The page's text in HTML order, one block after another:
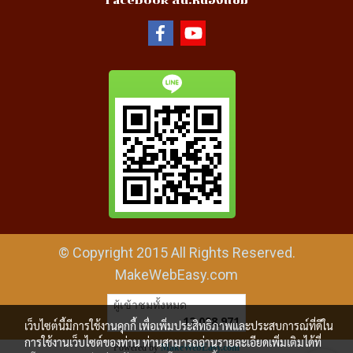
© Copyright 2015 All Rights Reserved.
MakeWebEasy.com
ผู้เข้าชมทั้งหมด
12,098,971
Powered byMakeWebEasy.com
เว็บไซต์นี้มีการใช้งานคุกกี้ เพื่อเพิ่มประสิทธิภาพและประสบการณ์ที่ดีใน
การใช้งานเว็บไซต์ของท่าน ท่านสามารถอ่านรายละเอียดเพิ่มเติมได้ที่